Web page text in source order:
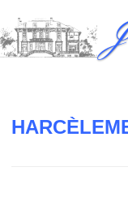
to
content